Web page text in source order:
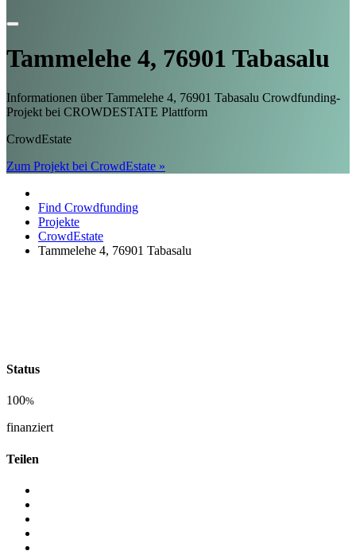
Tammelehe 4, 76901 Tabasalu
Informationen über Tammelehe 4, 76901 Tabasalu Crowdfunding-
Projekt bei CROWDESTATE Plattform
CrowdEstate
Zum Projekt bei CrowdEstate »
Find Crowdfunding
Projekte
CrowdEstate
Tammelehe 4, 76901 Tabasalu
Status
100%
finanziert
Teilen